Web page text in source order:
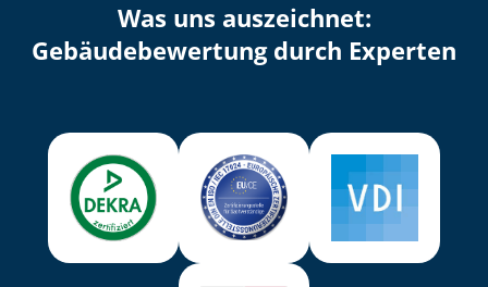
Was uns auszeichnet:
Ge­bäu­de­be­wer­tung durch Experten